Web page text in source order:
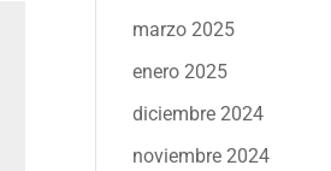
marzo 2025
enero 2025
diciembre 2024
noviembre 2024